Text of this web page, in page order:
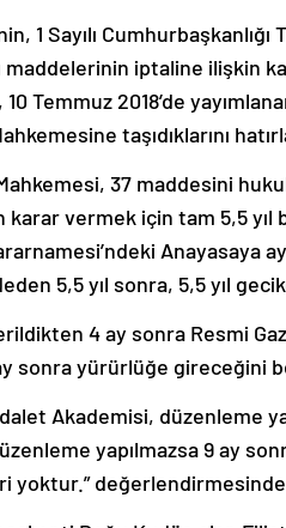
1 Sayılı Cumhurbaşkanlığı
iptaline ilişkin
10 Temmuz 2018’de
taşıdıklarını
37 maddesini
vermek için tam 5,5 yıl
Anayasaya
5,5 yıl sonra, 5,5 yıl
4 ay sonra Resmi
sonra yürürlüğe gireceğini
Akademisi, düzenleme
yapılmazsa 9 ay
yoktur.”